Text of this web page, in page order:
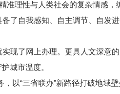
理性与人类社会的复杂情感，
了自我感知、自主调节、自发进
现了网上办理。更具人文深意
城市温度。
以“三省联办”新路径打破地域